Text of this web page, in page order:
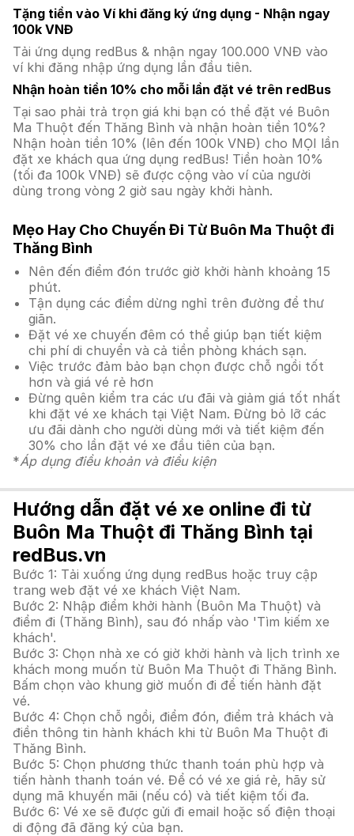
Tặng tiền vào Ví khi đăng ký ứng dụng - Nhận ngay
100k VNĐ
Tải ứng dụng redBus & nhận ngay 100.000 VNĐ vào
ví khi đăng nhập ứng dụng lần đầu tiên.
Nhận hoàn tiền 10% cho mỗi lần đặt vé trên redBus
Tại sao phải trả trọn giá khi bạn có thể đặt vé Buôn
Ma Thuột đến Thăng Bình và nhận hoàn tiền 10%?
Nhận hoàn tiền 10% (lên đến 100k VNĐ) cho MỌI lần
đặt xe khách qua ứng dụng redBus! Tiền hoàn 10%
(tối đa 100k VNĐ) sẽ được cộng vào ví của người
dùng trong vòng 2 giờ sau ngày khởi hành.
Mẹo Hay Cho Chuyến Đi Từ Buôn Ma Thuột đi
Thăng Bình
Nên đến điểm đón trước giờ khởi hành khoảng 15
phút.
Tận dụng các điểm dừng nghỉ trên đường để thư
giãn.
Đặt vé xe chuyến đêm có thể giúp bạn tiết kiệm
chi phí di chuyển và cả tiền phòng khách sạn.
Việc trước đảm bảo bạn chọn được chỗ ngồi tốt
hơn và giá vé rẻ hơn
Đừng quên kiểm tra các ưu đãi và giảm giá tốt nhất
khi đặt vé xe khách tại Việt Nam. Đừng bỏ lỡ các
ưu đãi dành cho người dùng mới và tiết kiệm đến
30% cho lần đặt vé xe đầu tiên của bạn.
*Áp dụng điều khoản và điều kiện
Hướng dẫn đặt vé xe online đi từ
Buôn Ma Thuột đi Thăng Bình tại
redBus.vn
Bước 1: Tải xuống ứng dụng redBus hoặc truy cập
trang web đặt vé xe khách Việt Nam.
Bước 2: Nhập điểm khởi hành (Buôn Ma Thuột) và
điểm đi (Thăng Bình), sau đó nhấp vào 'Tìm kiếm xe
khách'.
Bước 3: Chọn nhà xe có giờ khởi hành và lịch trình xe
khách mong muốn từ Buôn Ma Thuột đi Thăng Bình.
Bấm chọn vào khung giờ muốn đi để tiến hành đặt
vé.
Bước 4: Chọn chỗ ngồi, điểm đón, điểm trả khách và
điền thông tin hành khách khi từ Buôn Ma Thuột đi
Thăng Bình.
Bước 5: Chọn phương thức thanh toán phù hợp và
tiến hành thanh toán vé. Để có vé xe giá rẻ, hãy sử
dụng mã khuyến mãi (nếu có) và tiết kiệm tối đa.
Bước 6: Vé xe sẽ được gửi đi email hoặc số điện thoại
di động đã đăng ký của bạn.